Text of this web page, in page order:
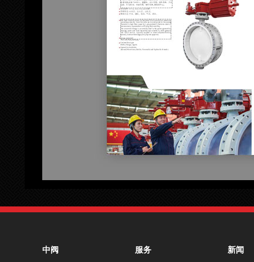
中阀 服务 新闻